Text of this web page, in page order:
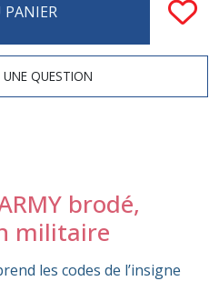
PANIER
QUESTION
brodé,
militaire
les codes de l’insigne